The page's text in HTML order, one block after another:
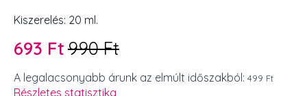
Kiszerelés: 20 ml.
990Ft
Original
price
693 Ft
Current
price
A legalacsonyabb árunk az elmúlt időszakból: 499 Ft
Részletes statisztika